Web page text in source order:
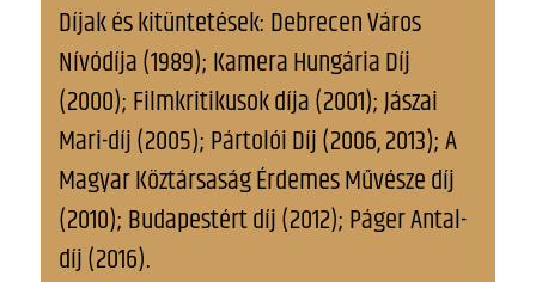
Díjak és kitüntetések: Debrecen Város
Nívódíja (1989); Kamera Hungária Díj
(2000); Filmkritikusok díja (2001); Jászai
Mari-díj (2005); Pártolói Díj (2006, 2013); A
Magyar Köztársaság Érdemes Művésze díj
(2010); Budapestért díj (2012); Páger Antal-
díj (2016).